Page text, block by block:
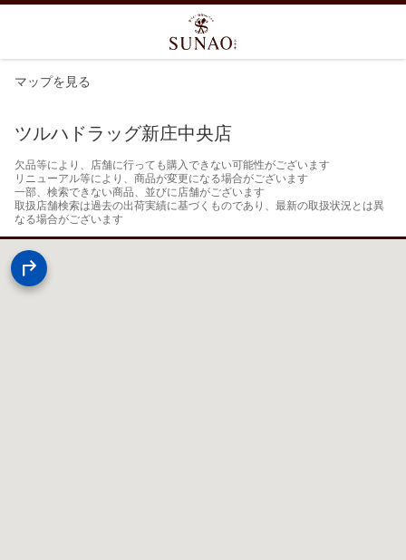
マップを見る
ツルハドラッグ新庄中央店
欠品等により、店舗に行っても購入できない可能性がございます
リニューアル等により、商品が変更になる場合がございます
一部、検索できない商品、並びに店舗がございます
取扱店舗検索は過去の出荷実績に基づくものであり、最新の取扱状況とは異
なる場合がございます